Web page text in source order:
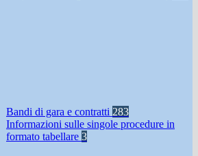
Bandi di gara e contratti 283
Informazioni sulle singole procedure in
formato tabellare 3